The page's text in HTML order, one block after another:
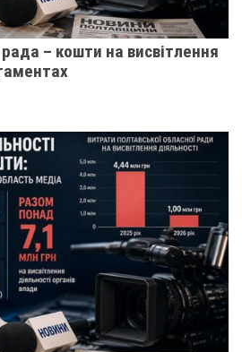
– кошти на висвітлення